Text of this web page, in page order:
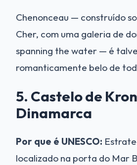
Chenonceau — construído
Cher, com uma galeria de
spanning the water — é
romanticamente belo de
5. Castelo de
Dinamarca
Por que é UNESCO:
localizado na porta do Mar